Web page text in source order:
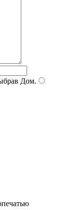
Дом.